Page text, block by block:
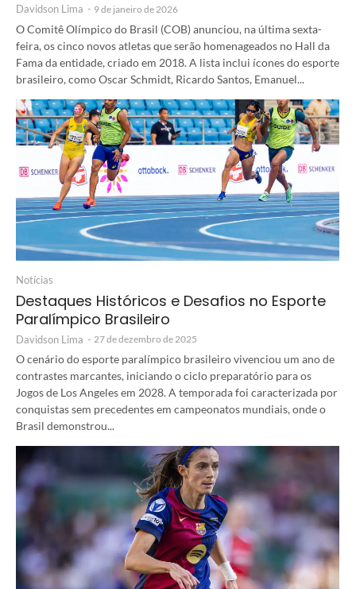
Davidson Lima - 9 de janeiro de 2026
O Comitê Olímpico do Brasil (COB) anunciou, na última sexta-
feira, os cinco novos atletas que serão homenageados no Hall da
Fama da entidade, criado em 2018. A lista inclui ícones do esporte
brasileiro, como Oscar Schmidt, Ricardo Santos, Emanuel...
Notícias
Destaques Históricos e Desafios no Esporte
Paralímpico Brasileiro
Davidson Lima - 27 de dezembro de 2025
O cenário do esporte paralímpico brasileiro vivenciou um ano de
contrastes marcantes, iniciando o ciclo preparatório para os
Jogos de Los Angeles em 2028. A temporada foi caracterizada por
conquistas sem precedentes em campeonatos mundiais, onde o
Brasil demonstrou...